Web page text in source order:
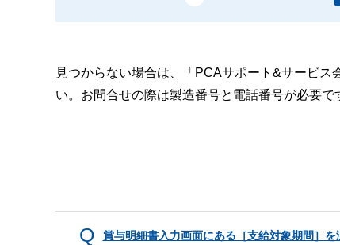
見つからない場合は、「PCAサポート&サービス
い。お問合せの際は製造番号と電話番号が必要で
賞与明細書入力画面にある［支給対象期間］